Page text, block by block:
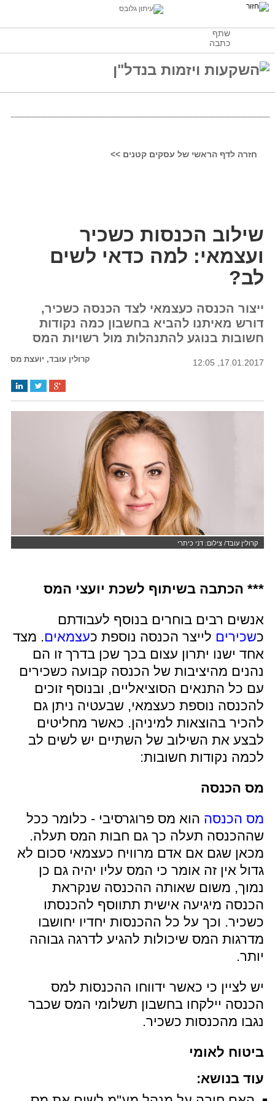
שתף
כתבה
חזרה לדף הראשי של עסקים קטנים >>
שילוב הכנסות כשכיר
ועצמאי: למה כדאי לשים
לב?
ייצור הכנסה כעצמאי לצד הכנסה כשכיר,
דורש מאיתנו להביא בחשבון כמה נקודות
חשובות בנוגע להתנהלות מול רשויות המס
17.01.2017, 12:05 קרולין עובד, יועצת מס
קרולין עובד/ צילום: דני כיתרי
*** הכתבה בשיתוף לשכת יועצי המס
אנשים רבים בוחרים בנוסף לעבודתם
כשכירים לייצר הכנסה נוספת כעצמאים. מצד
אחד ישנו יתרון עצום בכך שכן בדרך זו הם
נהנים מהיציבות של הכנסה קבועה כשכירים
עם כל התנאים הסוציאליים, ובנוסף זוכים
להכנסה נוספת כעצמאי, שבעטיה ניתן גם
להכיר בהוצאות למיניהן. כאשר מחליטים
לבצע את השילוב של השתיים יש לשים לב
לכמה נקודות חשובות:
מס הכנסה
מס הכנסה הוא מס פרוגרסיבי - כלומר ככל
שההכנסה תעלה כך גם חבות המס תעלה.
מכאן שגם אם אדם מרוויח כעצמאי סכום לא
גדול אין זה אומר כי המס עליו יהיה גם כן
נמוך, משום שאותה ההכנסה שנקראת
הכנסה מיגיעה אישית תתווסף להכנסתו
כשכיר. וכך על כל ההכנסות יחדיו יחושבו
מדרגות המס שיכולות להגיע לדרגה גבוהה
יותר.
יש לציין כי כאשר ידווחו ההכנסות למס
הכנסה יילקחו בחשבון תשלומי המס שכבר
נגבו מהכנסות כשכיר.
ביטוח לאומי
עוד בנושא: